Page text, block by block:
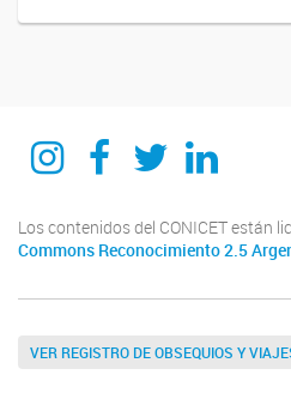
Instagram
Facebook
Twitter
Los contenidos del CONICET están
Commons Reconocimiento 2.5
VER REGISTRO DE OBSEQUIOS Y